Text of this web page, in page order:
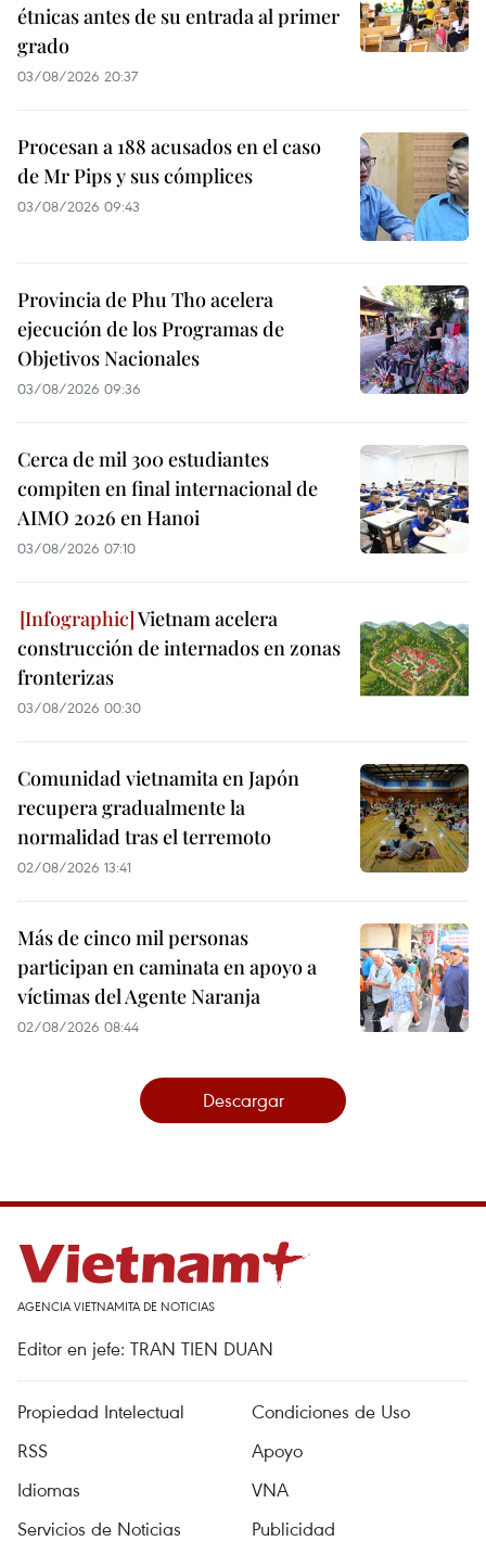
étnicas antes de su entrada al primer
grado
03/08/2026 20:37
Procesan a 188 acusados en el caso
de Mr Pips y sus cómplices
03/08/2026 09:43
Provincia de Phu Tho acelera
ejecución de los Programas de
Objetivos Nacionales
03/08/2026 09:36
Cerca de mil 300 estudiantes
compiten en final internacional de
AIMO 2026 en Hanoi
03/08/2026 07:10
Vietnam acelera
construcción de internados en zonas
fronterizas
03/08/2026 00:30
Comunidad vietnamita en Japón
recupera gradualmente la
normalidad tras el terremoto
02/08/2026 13:41
Más de cinco mil personas
participan en caminata en apoyo a
víctimas del Agente Naranja
02/08/2026 08:44
Descargar
AGENCIA VIETNAMITA DE NOTICIAS
Editor en jefe: TRAN TIEN DUAN
Propiedad Intelectual
Condiciones de Uso
RSS
Apoyo
Idiomas
VNA
Servicios de Noticias
Publicidad